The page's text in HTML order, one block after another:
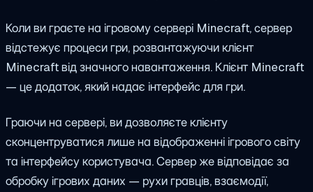
Коли ви граєте на ігровому сервері Minecraft, сервер
відстежує процеси гри, розвантажуючи клієнт
Minecraft від значного навантаження. Клієнт Minecraft
— це додаток, який надає інтерфейс для гри.
Граючи на сервері, ви дозволяєте клієнту
сконцентруватися лише на відображенні ігрового світу
та інтерфейсу користувача. Сервер же відповідає за
обробку ігрових даних — рухи гравців, взаємодії,